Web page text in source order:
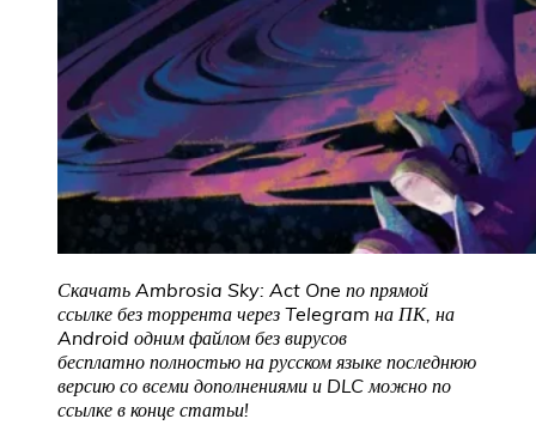
Скачать Ambrosia Sky: Act One по прямой
ссылке без торрента через Telegram на ПК, на
Android одним файлом без вирусов
бесплатно полностью на русском языке последнюю
версию со всеми дополнениями и DLC можно по
ссылке в конце статьи!